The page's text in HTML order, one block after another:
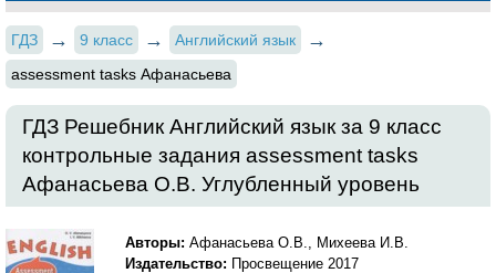
ГДЗ 9 класс
Английский язык
assessment tasks Афанасьева
ГДЗ Решебник Английский язык за 9 класс
контрольные задания assessment tasks
Афанасьева О.В. Углубленный уровень
Авторы: Афанасьева О.В., Михеева И.В.
Издательство: Просвещение 2017